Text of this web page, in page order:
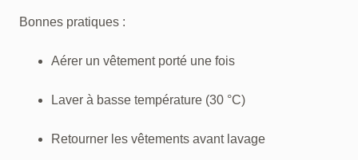
Bonnes pratiques :
Aérer un vêtement porté une fois
Laver à basse température (30 °C)
Retourner les vêtements avant lavage